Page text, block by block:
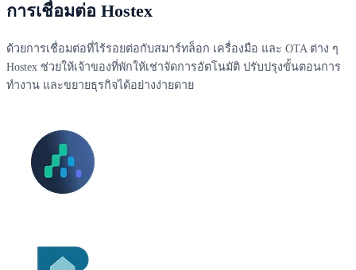
การเชื่อมต่อ Hostex
ด้วยการเชื่อมต่อที่ไร้รอยต่อกับสมาร์ทล็อก เครื่องมือ และ OTA ต่าง ๆ
Hostex ช่วยให้เจ้าของที่พักให้เช่าจัดการอัตโนมัติ ปรับปรุงขั้นตอนการ
ทำงาน และขยายธุรกิจได้อย่างง่ายดาย